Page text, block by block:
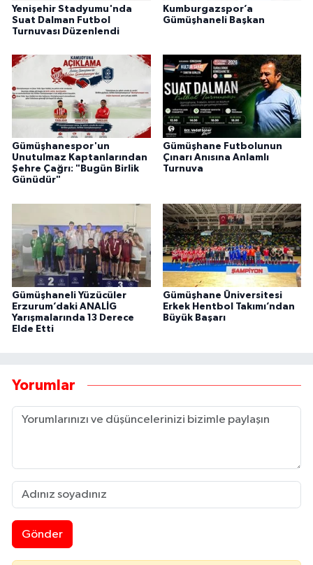
Yenişehir Stadyumu'nda
Suat Dalman Futbol
Turnuvası Düzenlendi
Kumburgazspor’a
Gümüşhaneli Başkan
Gümüşhanespor'un
Unutulmaz Kaptanlarından
Şehre Çağrı: "Bugün Birlik
Günüdür"
Gümüşhane Futbolunun
Çınarı Anısına Anlamlı
Turnuva
Gümüşhaneli Yüzücüler
Erzurum’daki ANALİG
Yarışmalarında 13 Derece
Elde Etti
Gümüşhane Üniversitesi
Erkek Hentbol Takımı’ndan
Büyük Başarı
Yorumlar
Gönder